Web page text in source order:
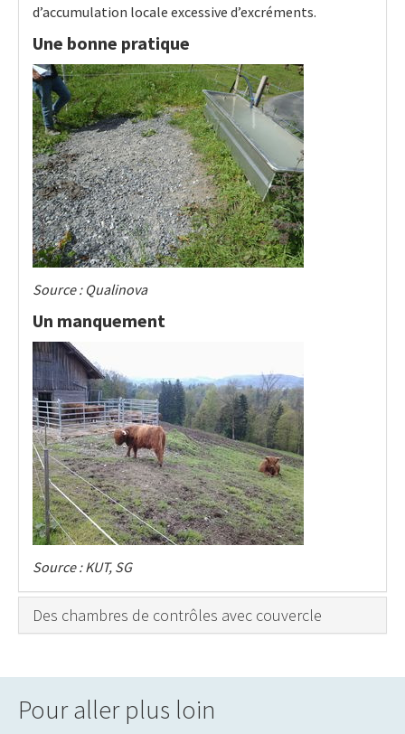
d’accumulation locale excessive d’excréments.
Une bonne pratique
Source : Qualinova
Un manquement
Source : KUT, SG
Des chambres de contrôles avec couvercle
Pour aller plus loin